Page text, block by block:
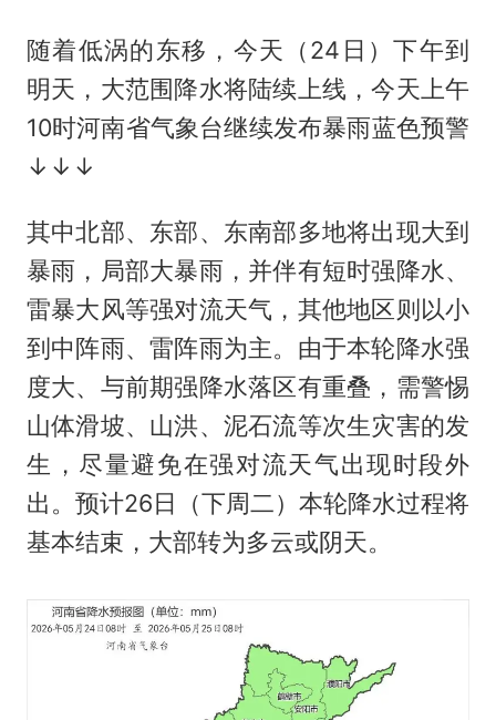
随着低涡的东移，今天（24日）下午到
明天，大范围降水将陆续上线，今天上午
10时河南省气象台继续发布暴雨蓝色预警
↓↓↓
其中北部、东部、东南部多地将出现大到
暴雨，局部大暴雨，并伴有短时强降水、
雷暴大风等强对流天气，其他地区则以小
到中阵雨、雷阵雨为主。由于本轮降水强
度大、与前期强降水落区有重叠，需警惕
山体滑坡、山洪、泥石流等次生灾害的发
生，尽量避免在强对流天气出现时段外
出。预计26日（下周二）本轮降水过程将
基本结束，大部转为多云或阴天。